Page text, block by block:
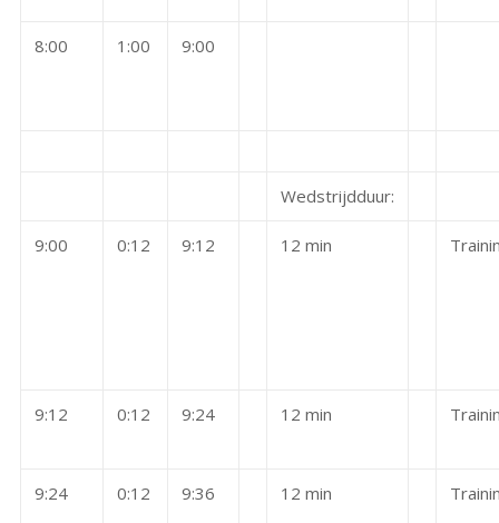
8:00 1:00 9:00
Wedstrijdduur:
9:00 0:12 9:12 12 min
9:12 0:12 9:24 12 min
9:24 0:12 9:36 12 min